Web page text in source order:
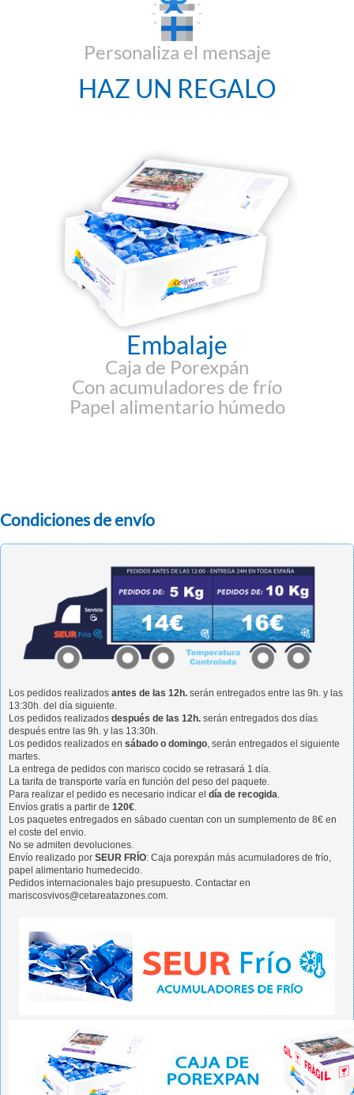
Personaliza el mensaje
HAZ UN REGALO
Embalaje
Caja de Porexpán
Con acumuladores de frío
Papel alimentario húmedo
Condiciones de envío
Los pedidos realizados antes de las 12h. serán entregados entre las 9h. y las
13:30h. del día siguiente.
Los pedidos realizados después de las 12h. serán entregados dos días
después entre las 9h. y las 13:30h.
Los pedidos realizados en sábado o domingo, serán entregados el siguiente
martes.
La entrega de pedidos con marisco cocido se retrasará 1 día.
La tarifa de transporte varía en función del peso del paquete.
Para realizar el pedido es necesario indicar el día de recogida.
Envíos gratis a partir de 120€.
Los paquetes entregados en sábado cuentan con un sumplemento de 8€ en
el coste del envio.
No se admiten devoluciones.
Envío realizado por SEUR FRÍO: Caja porexpán más acumuladores de frío,
papel alimentario humedecido.
Pedidos internacionales bajo presupuesto. Contactar en
mariscosvivos@cetareatazones.com.